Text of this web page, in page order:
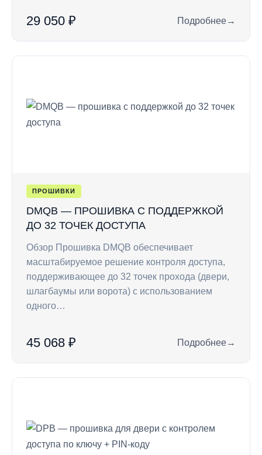
29 050 ₽ Подробнее
: RC8 — панель с
→
ПРОШИВКИ
DMQB — ПРОШИВКА С ПОДДЕРЖКОЙ
ДО 32 ТОЧЕК ДОСТУПА
Обзор Прошивка DMQB обеспечивает
масштабируемое решение контроля доступа,
поддерживающее до 32 точек прохода (двери,
шлагбаумы или ворота) с использованием
одного…
45 068 ₽ Подробнее
: DMQB —
→